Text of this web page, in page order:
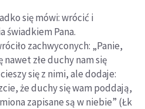
się mówi: wrócić i
świadkiem Pana.
zachwyconych: „Panie,
złe duchy nam się
się z nimi, ale dodaje:
że duchy się wam poddają,
zapisane są w niebie” (Łk